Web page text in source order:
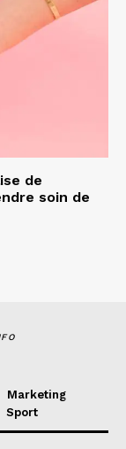
de
soin de
Marketing
Sport